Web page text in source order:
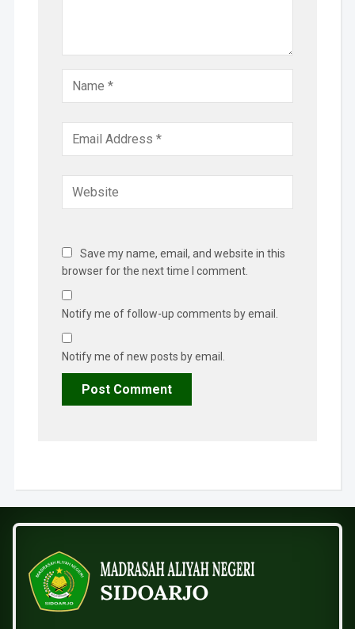
Save my name, email, and website in this
browser for the next time I comment.
Notify me of follow-up comments by email.
Notify me of new posts by email.